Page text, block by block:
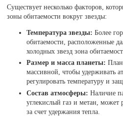
Существует несколько факторов,
зоны обитаемости вокруг звезды:
Температура звезды: Более
обитаемости, расположенные
холодных звезд зона
Размер и масса планеты:
массивной, чтобы удерживать
регулировать температуру и
Состав атмосферы: Наличие
углекислый газ и метан, может
за счет удержания тепла.